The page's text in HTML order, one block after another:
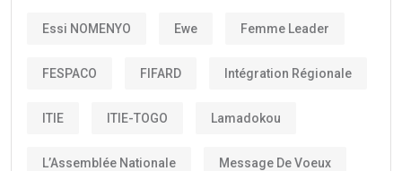
Essi NOMENYO Ewe Femme Leader
FESPACO FIFARD Intégration Régionale
ITIE ITIE-TOGO Lamadokou
L’Assemblée Nationale Message De Voeux